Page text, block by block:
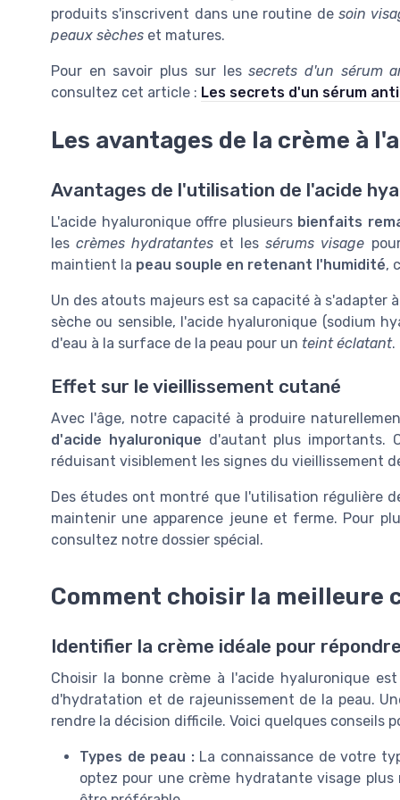
produits s'inscrivent dans une routine desoin
peaux sèches et matures.
Pour en savoir plus sur lessecrets d'un sérum
consultez cet article : Les secrets d'un sérum
Les avantages de la crème à
Avantages de l'utilisation de l'acide
L'acide hyaluronique offre plusieurs bienfaits
lescrèmes hydratantes et lessérums visage
maintient la peau souple en retenant l'humidité,
Un des atouts majeurs est sa capacité à s'adapter
sèche ou sensible, l'acide hyaluronique (sodium
d'eau à la surface de la peau pour un teint éclatant.
Effet sur le vieillissement cutané
Avec l'âge, notre capacité à produire
d'acide hyaluronique d'autant plus importants.
réduisant visiblement les signes du vieillissement
Des études ont montré que l'utilisation régulière
maintenir une apparence jeune et ferme. Pour
consultez notre dossier spécial.
Comment choisir la meilleure
Identifier la crème idéale pour
Choisir la bonne crème à l'acide hyaluronique
d'hydratation et de rajeunissement de la peau.
rendre la décision difficile. Voici quelques conseils
Types de peau :La connaissance de votre
optez pour une crème hydratante visage